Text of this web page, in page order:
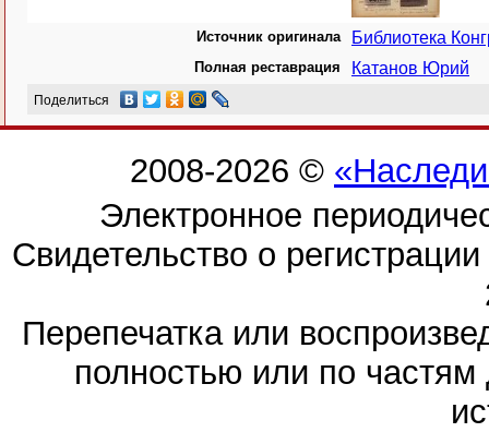
Источник оригинала Библиотека
Полная реставрация Катанов Юрий
Поделиться
2008-2026 ©
Электронное
Свидетельство о
Перепечатка или
полностью или по частям